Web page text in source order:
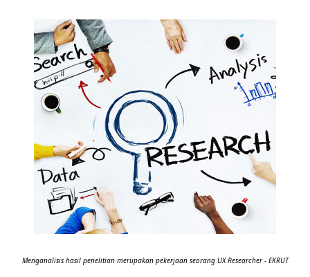
Menganalisis hasil penelitian merupakan pekerjaan seorang UX Researcher - EKRUT